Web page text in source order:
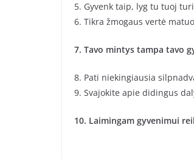
5. Gyvenk taip, lyg tu tuoj
6. Tikra žmogaus vertė
7. Tavo mintys tampa tavo
8. Pati niekingiausia
9. Svajokite apie didingus
10. Laimingam gyvenimui